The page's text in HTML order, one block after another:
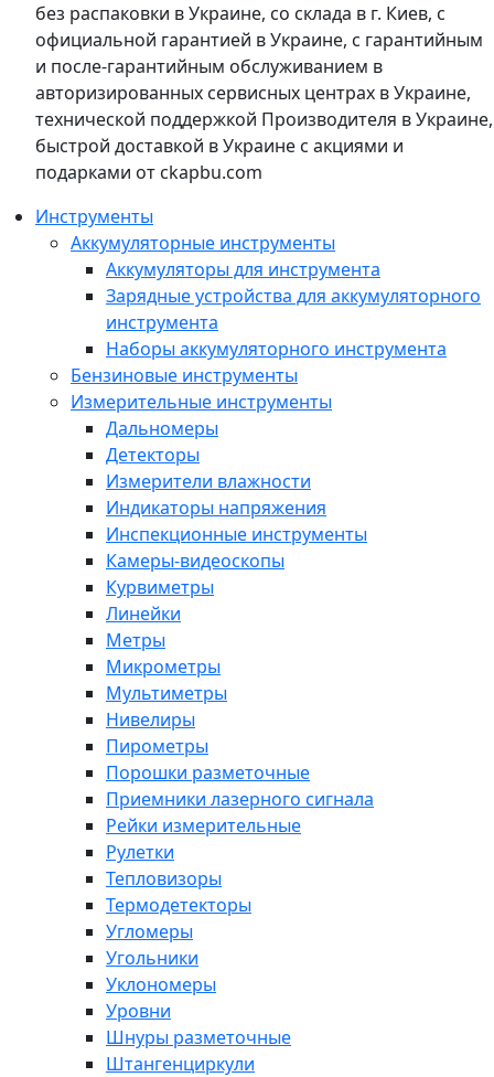
без распаковки в Украине, со склада в г. Киев, с
официальной гарантией в Украине, с гарантийным
и после-гарантийным обслуживанием в
авторизированных сервисных центрах в Украине,
технической поддержкой Производителя в Украине,
быстрой доставкой в Украине с акциями и
подарками от ckapbu.com
Инструменты
Аккумуляторные инструменты
Аккумуляторы для инструмента
Зарядные устройства для аккумуляторного
инструмента
Наборы аккумуляторного инструмента
Бензиновые инструменты
Измерительные инструменты
Дальномеры
Детекторы
Измерители влажности
Индикаторы напряжения
Инспекционные инструменты
Камеры-видеоскопы
Курвиметры
Линейки
Метры
Микрометры
Мультиметры
Нивелиры
Пирометры
Порошки разметочные
Приемники лазерного сигнала
Рейки измерительные
Рулетки
Тепловизоры
Термодетекторы
Угломеры
Угольники
Уклономеры
Уровни
Шнуры разметочные
Штангенциркули